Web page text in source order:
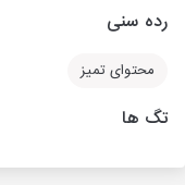
رده سنی
محتوای تمیز
تگ ها